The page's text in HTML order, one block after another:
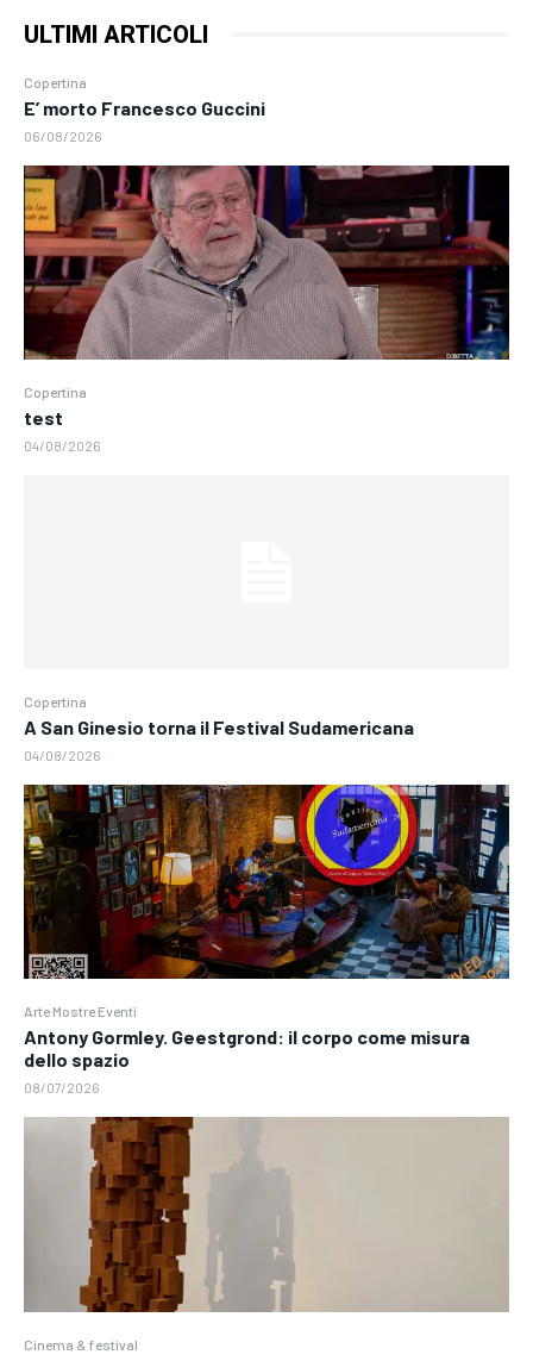
ULTIMI ARTICOLI
Copertina
E’ morto Francesco Guccini
06/08/2026
Copertina
test
04/08/2026
Copertina
A San Ginesio torna il Festival Sudamericana
04/08/2026
Arte Mostre Eventi
Antony Gormley. Geestgrond: il corpo come misura
dello spazio
08/07/2026
Cinema & festival